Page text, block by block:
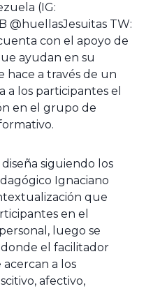
(IG:
@huellasJesuitas TW:
con el apoyo de
ayudan en su
hace a través de un
a los participantes el
en el grupo de
siguiendo los
Ignaciano
que
en el
luego se
el facilitador
a los
afectivo,